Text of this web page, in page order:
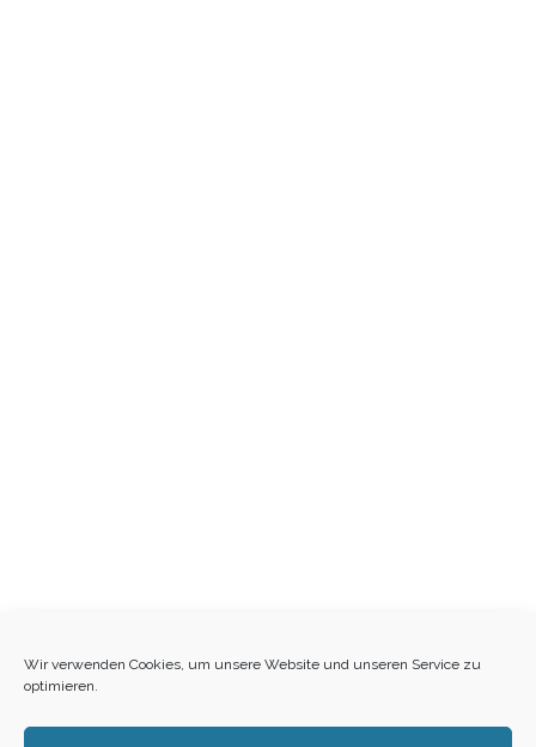
Wir verwenden Cookies, um unsere Website und unseren Service zu
optimieren.